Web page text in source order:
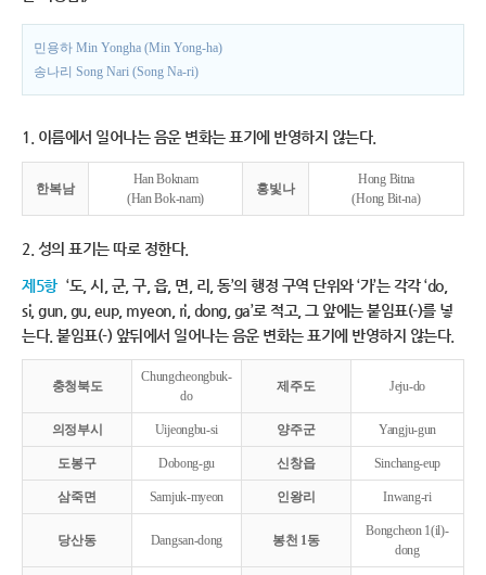
민용하 Min Yongha (Min Yong-ha)
송나리 Song Nari (Song Na-ri)
1. 이름에서 일어나는 음운 변화는 표기에 반영하지 않는다.
한복남
Han Boknam
(Han Bok-nam)
홍빛나
Hong Bitna
(Hong Bit-na)
2. 성의 표기는 따로 정한다.
제5항 ‘도, 시, 군, 구, 읍, 면, 리, 동’의 행정 구역 단위와 ‘가’는 각각 ‘do,
si, gun, gu, eup, myeon, ri, dong, ga’로 적고, 그 앞에는 붙임표(-)를 넣
는다. 붙임표(-) 앞뒤에서 일어나는 음운 변화는 표기에 반영하지 않는다.
충청북도
Chungcheongbuk-
do
제주도 Jeju-do
의정부시 Uijeongbu-si 양주군 Yangju-gun
도봉구 Dobong-gu 신창읍 Sinchang-eup
삼죽면 Samjuk-myeon 인왕리 Inwang-ri
당산동 Dangsan-dong 봉천 1동
Bongcheon 1(il)-
dong